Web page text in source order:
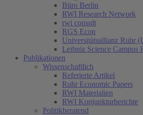
Büro Berlin
RWI Research Network
rwi consult
RGS Econ
Universitätsallianz Ruhr
Leibniz Science Campus
Publikationen
Wissenschaftlich
Referierte Artikel
Ruhr Economic Papers
RWI Materialien
RWI Konjunkturberichte
Politikberatend